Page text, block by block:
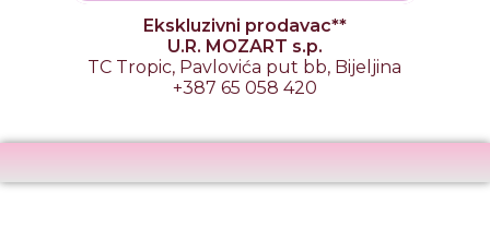
Ekskluzivni prodavac**
U.R. MOZART s.p.
TC Tropic, Pavlovića put bb, Bijeljina
+387 65 058 420